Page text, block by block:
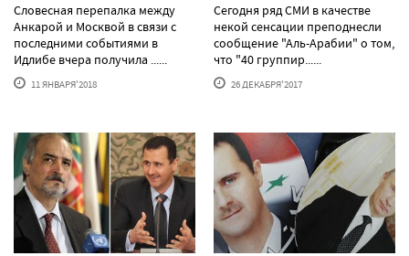
Словесная перепалка между
Анкарой и Москвой в связи с
последними событиями в
Идлибе вчера получила ......
11 ЯНВАРЯ'2018
Сегодня ряд СМИ в качестве
некой сенсации преподнесли
сообщение "Аль-Арабии" о том,
что "40 группир......
26 ДЕКАБРЯ'2017